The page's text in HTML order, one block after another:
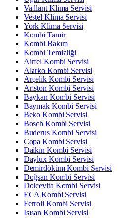
Vaillant Klima Servisi
Vestel Klima Servisi
York Klima Servisi
Kombi Tamir
Kombi Bakım
Kombi Temizliği
Airfel Kombi Servisi
Alarko Kombi Servisi
Arçelik Kombi Servisi
Ariston Kombi Servisi
Baykan Kombi Servisi
Baymak Kombi Servisi
Beko Kombi Servisi
Bosch Kombi Servisi
Buderus Kombi Servisi
Copa Kombi Servisi
Daikin Kombi Servisi
Daylux Kombi Servisi
Demirdöküm Kombi Servisi
Doğsan Kombi Servisi
Dolcevita Kombi Servisi
ECA Kombi Servisi
Ferroli Kombi Servisi
Isısan Kombi Servisi